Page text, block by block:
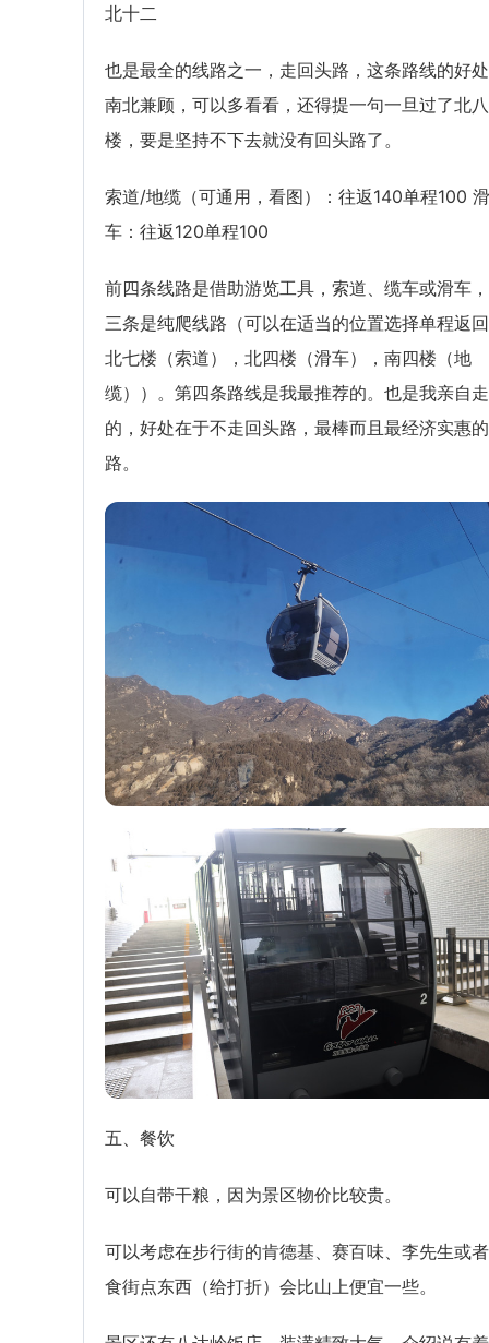
北十二
也是最全的线路之一，走回头路，这条路线的好
南北兼顾，可以多看看，还得提一句一旦过了北八
楼，要是坚持不下去就没有回头路了。
索道/地缆（可通用，看图）：往返140单程100 滑
车：往返120单程100
前四条线路是借助游览工具，索道、缆车或滑车
三条是纯爬线路（可以在适当的位置选择单程返
北七楼（索道），北四楼（滑车），南四楼（地
缆））。第四条路线是我最推荐的。也是我亲自
的，好处在于不走回头路，最棒而且最经济实惠
路。
五、餐饮
可以自带干粮，因为景区物价比较贵。
可以考虑在步行街的肯德基、赛百味、李先生或
食街点东西（给打折）会比山上便宜一些。